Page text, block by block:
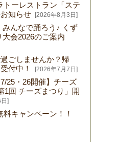
トーレストラン「ステ
知らせ
[2026年8月3日]
みんなで踊ろう♪ くず
会2026のご案内
ごしませんか？帰
付中！
[2026年7月7日]
25・26開催】チーズ
1回 チーズまつり」開
]
キャンペーン！！